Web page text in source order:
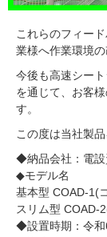
これらのフィー
業様へ作業環境
今後も高速シー
を通じて、お客
す。
この度は当社製
◆納品会社：電設
◆モデル名
基本型 COAD-1(
スリム型 COAD-
◆設置時期：令和